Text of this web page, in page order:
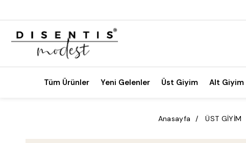
Tüm Ürünler Yeni Gelenler Üst Giyim Alt Giyim
Anasayfa ÜST GİYİM